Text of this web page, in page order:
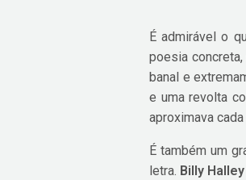
É admirável o
poesia
banal e
e uma revolta
aproximava
É também um
letra. Billy Halley